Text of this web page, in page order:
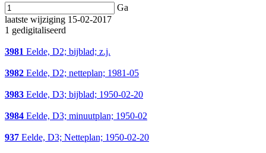
Ga
laatste wijziging 15-02-2017
1 gedigitaliseerd
3981 Eelde, D2; bijblad; z.j.
3982 Eelde, D2; netteplan; 1981-05
3983 Eelde, D3; bijblad; 1950-02-20
3984 Eelde, D3; minuutplan; 1950-02
937 Eelde, D3; Netteplan; 1950-02-20